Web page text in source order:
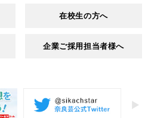
在校生の方へ
企業ご採用担当者様へ